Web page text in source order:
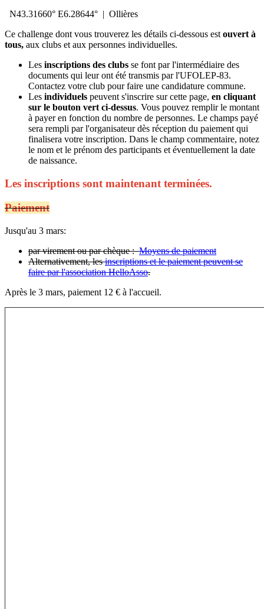
N43.31660° E6.28644° | Ollières
Ce challenge dont vous trouverez les détails ci-dessous est ouvert à
tous, aux clubs et aux personnes individuelles.
Les inscriptions des clubs se font par l'intermédiaire des
documents qui leur ont été transmis par l'UFOLEP-83.
Contactez votre club pour faire une candidature commune.
Les individuels peuvent s'inscrire sur cette page, en cliquant
sur le bouton vert ci-dessus. Vous pouvez remplir le montant
à payer en fonction du nombre de personnes. Le champs payé
sera rempli par l'organisateur dès réception du paiement qui
finalisera votre inscription. Dans le champ commentaire, notez
le nom et le prénom des participants et éventuellement la date
de naissance.
Les inscriptions sont maintenant terminées.
Paiement
Jusqu'au 3 mars:
par virement ou par chèque :Moyens de paiement
Alternativement, lesinscriptions et le paiement peuvent se
faire par l'association HelloAsso.
Après le 3 mars, paiement 12 € à l'accueil.